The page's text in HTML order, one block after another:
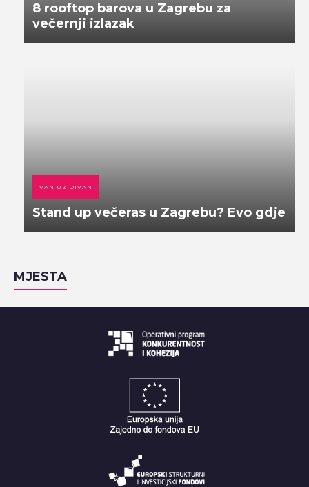
8 rooftop barova u Zagrebu za
večernji izlazak
VAN UZ DIVAN
Stand up večeras u Zagrebu? Evo gdje
MJESTA